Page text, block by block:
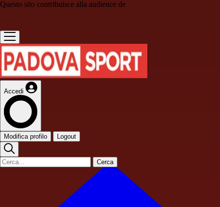
Questo sito contribuisce alla audience de
Accedi
Modifica profilo Logout
Cerca